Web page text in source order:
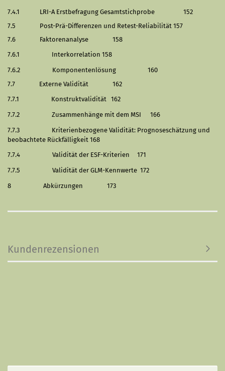
7.4.1
LRI-A Erstbefragung Gesamtstichprobe
152
7.5
Post-Prä-Differenzen und Retest-Reliabilität 157
7.6
Faktorenanalyse
158
7.6.1
Interkorrelation 158
7.6.2 Komponentenlösung
160
7.7
Externe Validität
162
7.7.1
Konstruktvalidität 162
7.7.2 Zusammenhänge mit dem MSI 166
7.7.3
Kriterienbezogene Validität: Prognoseschätzung und
beobachtete Rückfälligkeit 168
7.7.4
Validität der ESF-Kriterien 171
7.7.5 Validität der GLM-Kennwerte 172
8 Abkürzungen 173
Kundenrezensionen